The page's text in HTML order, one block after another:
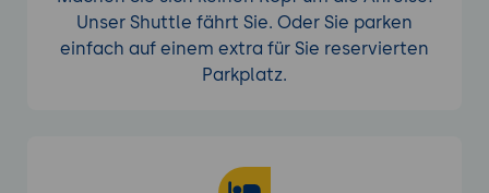
Unser Shuttle fährt Sie. Oder Sie parken
einfach auf einem extra für Sie reservierten
Parkplatz.